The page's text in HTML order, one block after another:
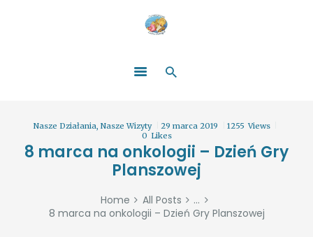
Nasze Działania ,Nasze Wizyty 29 marca 2019 1255 Views
0 Likes
8 marca na onkologii – Dzień Gry
Planszowej
Home All Posts
...
8 marca na onkologii – Dzień Gry Planszowej
ZOSTAŃ DARCZYŃCĄ!
WYDARZENIA
PARTNERZY